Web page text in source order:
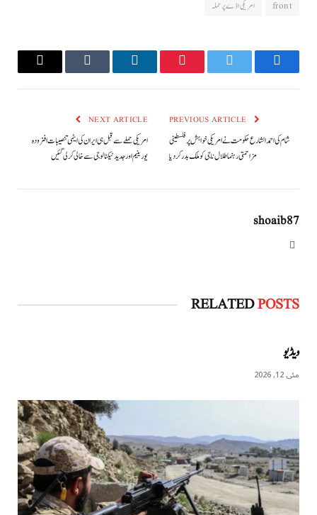
front امریکی اڈے پر حملہ
Facebook
Twitter
Pinterest
LinkedIn
Tumblr
Email
شام کی احمد الشارع حکومت نے امریکی خواہش پر فلسطینی
مزاحمتی رہنما طلال ناجی کو ملک بدر کردیا
NEXT ARTICLE
امریکی حملے سے قبل ہی ایران کی ایٹمی تنصیبات افزودہ
یورینیم اور جدید ٹیکنالوجی سے خالی کرلی گئیں
shoaib87
RELATEDPOSTS
ویڈیو
مئی 12, 2026